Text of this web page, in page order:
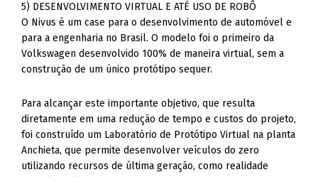
5) DESENVOLVIMENTO VIRTUAL E ATÉ USO DE ROBÔ
O Nivus é um case para o desenvolvimento de automóvel e
para a engenharia no Brasil. O modelo foi o primeiro da
Volkswagen desenvolvido 100% de maneira virtual, sem a
construção de um único protótipo sequer.
Para alcançar este importante objetivo, que resulta
diretamente em uma redução de tempo e custos do projeto,
foi construído um Laboratório de Protótipo Virtual na planta
Anchieta, que permite desenvolver veículos do zero
utilizando recursos de última geração, como realidade